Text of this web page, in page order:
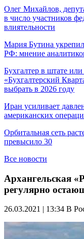
Олег Михайлов,
в число участников
влиятельности
Мария Бутина
РФ: мнение
Бухгалтер в штате
«Бухгалтерский
выбрать в 2026 году
Иран усиливает
американских
Орбитальная сеть
превысило 30
Все новости
Архангельская
регулярно
26.03.2021 | 13:34 В